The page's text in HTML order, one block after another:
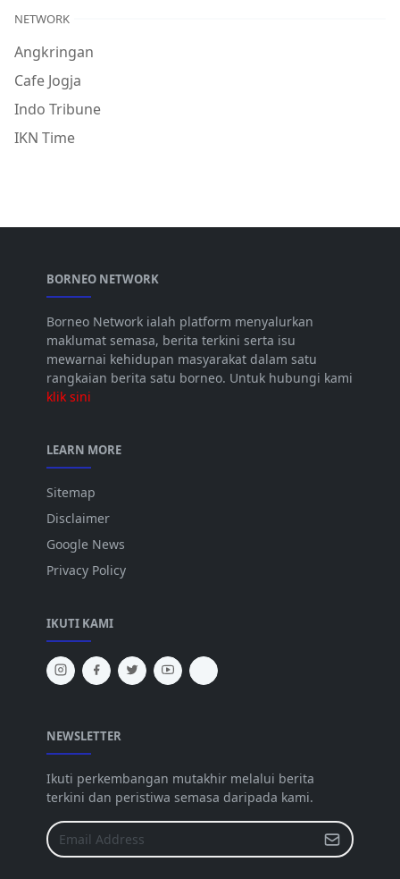
NETWORK
Angkringan
Cafe Jogja
Indo Tribune
IKN Time
BORNEO NETWORK
Borneo Network ialah platform menyalurkan
maklumat semasa, berita terkini serta isu
mewarnai kehidupan masyarakat dalam satu
rangkaian berita satu borneo. Untuk hubungi kami
klik sini
LEARN MORE
Sitemap
Disclaimer
Google News
Privacy Policy
IKUTI KAMI
NEWSLETTER
Ikuti perkembangan mutakhir melalui berita
terkini dan peristiwa semasa daripada kami.